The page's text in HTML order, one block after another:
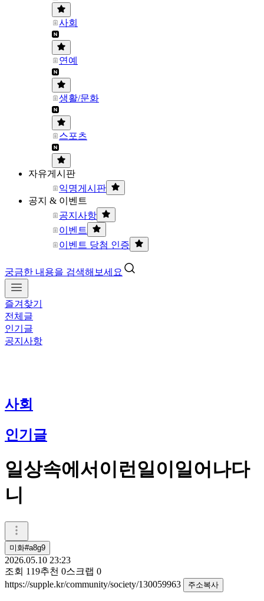
사회
연예
생활/문화
스포츠
자유게시판
익명게시판
공지 & 이벤트
공지사항
이벤트
이벤트 당첨 인증
궁금한 내용을 검색해보세요
즐겨찾기
전체글
인기글
공지사항
사회
인기글
일상속에서이런일이일어나다
니
미화#a8g9
2026.05.10 23:23
조회 119추천 0스크랩 0
https://supple.kr/community/society/130059963
주소복사